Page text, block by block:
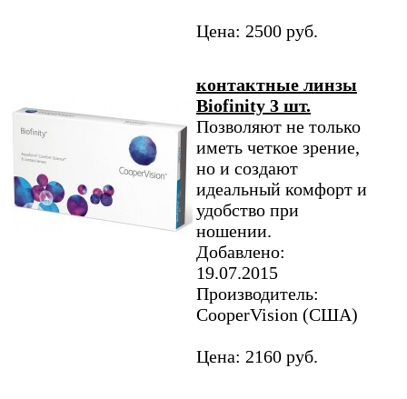
Цена: 2500 руб.
контактные линзы
Biofinity 3 шт.
Позволяют не только
иметь четкое зрение,
но и создают
идеальный комфорт и
удобство при
ношении.
Добавлено:
19.07.2015
Производитель:
CooperVision (США)
Цена: 2160 руб.